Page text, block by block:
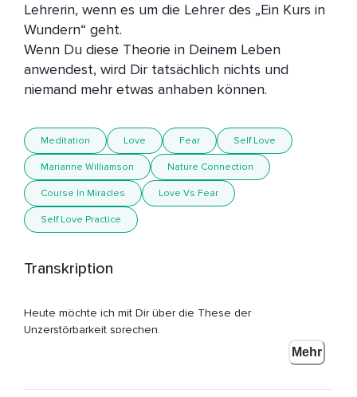
Lehrerin, wenn es um die Lehrer des „Ein Kurs in
Wundern“ geht.
Wenn Du diese Theorie in Deinem Leben
anwendest, wird Dir tatsächlich nichts und
Meditation Love Fear Self Love
Marianne Williamson Nature Connection
Course In Miracles Love Vs Fear
Self Love Practice
Transkription
Heute möchte ich mit Dir über die These der
Unzerstörbarkeit sprechen.
Ich habe das erste Mal von dieser These in dem Lehrbuch,
Mehr